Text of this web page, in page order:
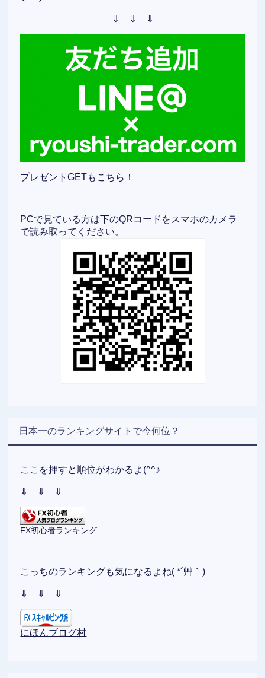
⇓ ⇓ ⇓
プレゼントGETもこちら！
PCで見ている方は下のQRコードをスマホのカメラ
で読み取ってください。
日本一のランキングサイトで今何位？
ここを押すと順位がわかるよ(^^♪
⇓ ⇓ ⇓
FX初心者ランキング
こっちのランキングも気になるよね( *´艸｀)
⇓ ⇓ ⇓
にほんブログ村